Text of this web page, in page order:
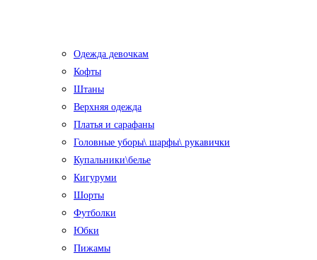
Одежда девочкам
Кофты
Штаны
Верхняя одежда
Платья и сарафаны
Головные уборы\ шарфы\ рукавички
Купальники\белье
Кигуруми
Шорты
Футболки
Юбки
Пижамы